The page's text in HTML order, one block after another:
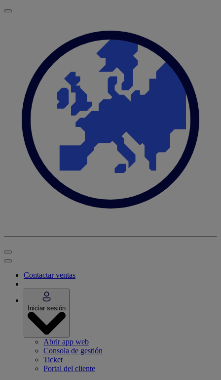
Contactar ventas
Iniciar sesión
Abrir app web
Consola de gestión
Ticket
Portal del cliente